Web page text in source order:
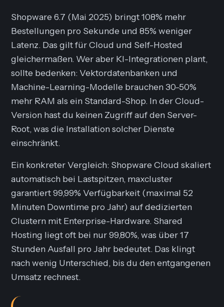
Shopware 6.7 (Mai 2025) bringt 108% mehr
Bestellungen pro Sekunde und 85% weniger
Latenz. Das gilt für Cloud und Self-Hosted
gleichermaßen. Wer aber KI-Integrationen plant,
sollte bedenken: Vektordatenbanken und
Machine-Learning-Modelle brauchen 30-50%
mehr RAM als ein Standard-Shop. In der Cloud-
Version hast du keinen Zugriff auf den Server-
Root, was die Installation solcher Dienste
einschränkt.
Ein konkreter Vergleich: Shopware Cloud skaliert
automatisch bei Lastspitzen, maxcluster
garantiert 99,99% Verfügbarkeit (maximal 52
Minuten Downtime pro Jahr) auf dedizierten
Clustern mit Enterprise-Hardware. Shared
Hosting liegt oft bei nur 99,80%, was über 17
Stunden Ausfall pro Jahr bedeutet. Das klingt
nach wenig Unterschied, bis du den entgangenen
Umsatz rechnest.